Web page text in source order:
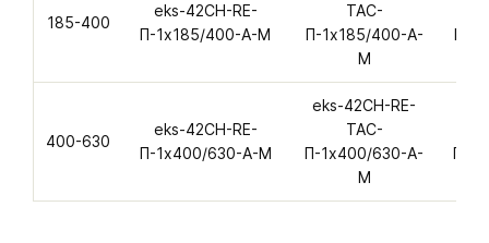
185-400
eks-42CH-RE-
П-1х185/400-А-M
ТАС-
П-1х185/400-А-
M
П-
400-630
eks-42CH-RE-
П-1х400/630-А-M
eks-42CH-RE-
ТАС-
П-1х400/630-А-
M
П-